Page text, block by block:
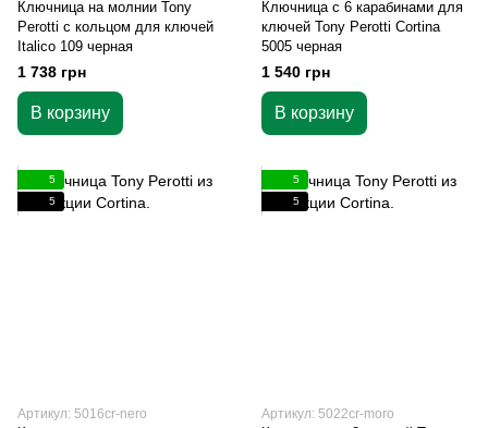
Ключница на молнии Tony
Perotti с кольцом для ключей
Italico 109 черная
1 738 грн
В корзину
Ключница c 6 карабинами для
ключей Tony Perotti Cortina
5005 черная
1 540 грн
В корзину
5
5
Артикул: 5016cr-nero
5
5
Артикул: 5022cr-moro